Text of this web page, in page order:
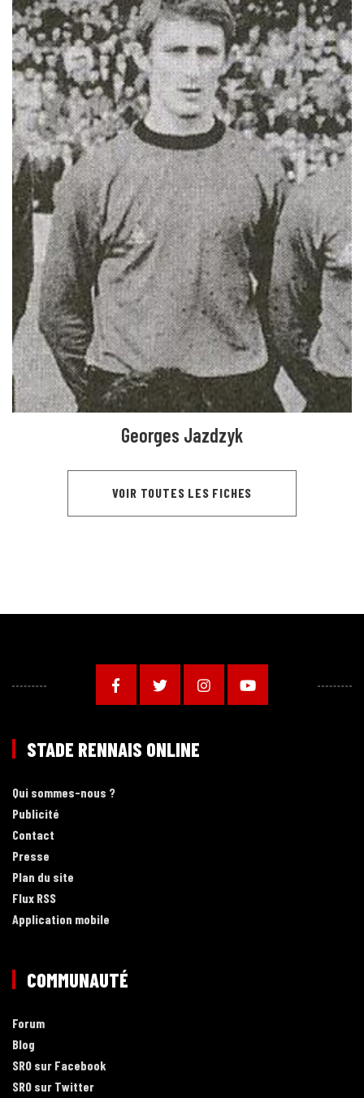
Georges Jazdzyk
VOIR TOUTES LES FICHES
STADE RENNAIS ONLINE
Qui sommes-nous ?
Publicité
Contact
Presse
Plan du site
Flux RSS
Application mobile
COMMUNAUTÉ
Forum
Blog
SRO sur Facebook
SRO sur Twitter